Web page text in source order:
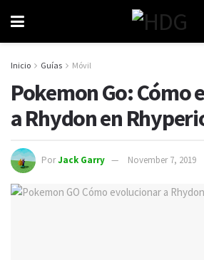
Inicio Guías Móvil
Pokemon Go: Cómo
a Rhydon en
PorJack Garry November 7, 2019